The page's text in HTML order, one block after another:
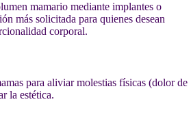
mamario mediante implantes o
más solicitada para quienes desean
corporal.
para aliviar molestias físicas (dolor de
la estética.